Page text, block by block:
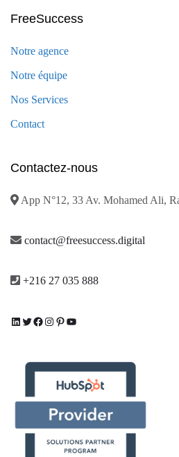
FreeSuccess
Notre agence
Notre équipe
Nos Services
Contact
Contactez-nous
App N°12, 33 Av. Mohamed Ali,
contact@freesuccess.digital
+216 27 035 888